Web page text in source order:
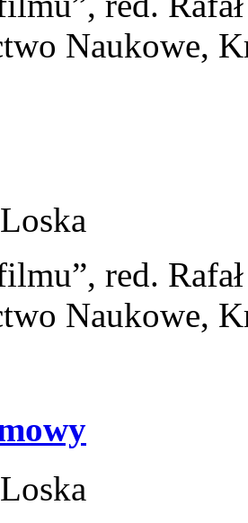
Naukowe,
red.
Naukowe,